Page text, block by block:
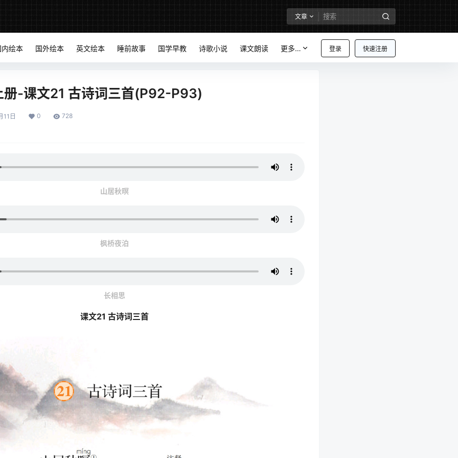
文章
登录 快速注册
内绘本 国外绘本 英文绘本 睡前故事 国学早教 诗歌小说 课文朗读 更多…
册-课文21 古诗词三首(P92-P93)
11日 0 728
山居秋暝
枫桥夜泊
长相思
课文21 古诗词三首